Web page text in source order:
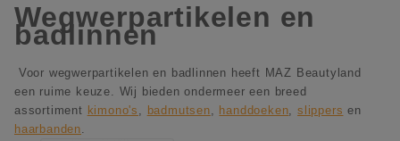
Wegwerpartikelen en
badlinnen
Voor wegwerpartikelen en badlinnen heeft MAZ Beautyland
een ruime keuze. Wij bieden ondermeer een breed
assortiment kimono's badmutsen handdoeken ,slippers en
haarbanden